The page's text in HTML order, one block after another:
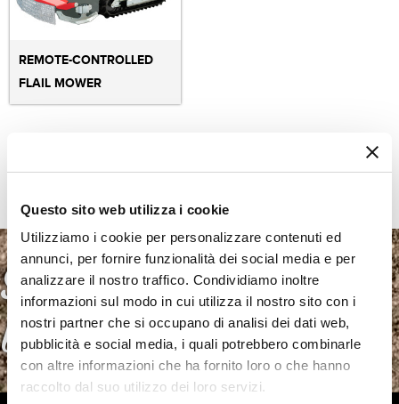
Questo sito web utilizza i cookie
Utilizziamo i cookie per personalizzare contenuti ed
annunci, per fornire funzionalità dei social media e per
analizzare il nostro traffico. Condividiamo inoltre
informazioni sul modo in cui utilizza il nostro sito con i
nostri partner che si occupano di analisi dei dati web,
pubblicità e social media, i quali potrebbero combinarle
con altre informazioni che ha fornito loro o che hanno
raccolto dal suo utilizzo dei loro servizi.
REMOTE-CONTROLLED
FLAIL MOWER
S nama kultivirate
budućnost